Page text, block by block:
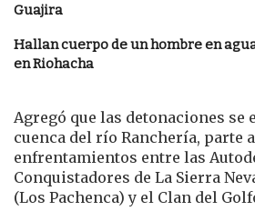
Guajira
Hallan cuerpo de un hombre en
en Riohacha
Agregó que las detonaciones se
cuenca del río Ranchería, parte
enfrentamientos entre las
Conquistadores de La Sierra
(Los Pachenca) y el Clan del